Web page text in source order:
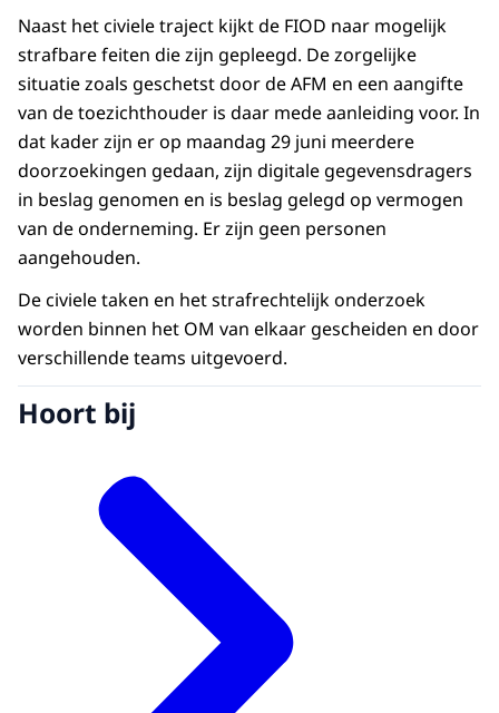
Naast het civiele traject kijkt de FIOD naar mogelijk
strafbare feiten die zijn gepleegd. De zorgelijke
situatie zoals geschetst door de AFM en een aangifte
van de toezichthouder is daar mede aanleiding voor. In
dat kader zijn er op maandag 29 juni meerdere
doorzoekingen gedaan, zijn digitale gegevensdragers
in beslag genomen en is beslag gelegd op vermogen
van de onderneming. Er zijn geen personen
aangehouden.
De civiele taken en het strafrechtelijk onderzoek
worden binnen het OM van elkaar gescheiden en door
verschillende teams uitgevoerd.
Hoort bij